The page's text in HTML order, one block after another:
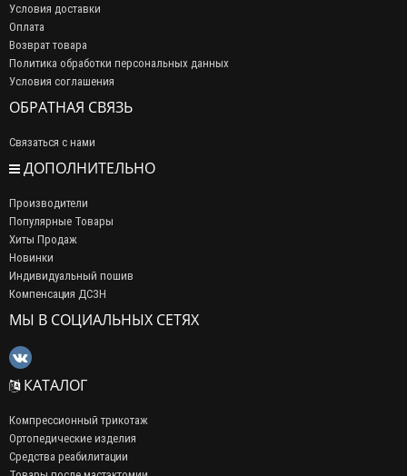
Условия доставки
Оплата
Возврат товара
Политика обработки персональных данных
Условия соглашения
ОБРАТНАЯ СВЯЗЬ
Связаться с нами
ДОПОЛНИТЕЛЬНО
Производители
Популярные Товары
Хиты Продаж
Новинки
Индивидуальный пошив
Компенсация ДСЗН
МЫ В СОЦИАЛЬНЫХ СЕТЯХ
КАТАЛОГ
Компрессионный трикотаж
Ортопедические изделия
Средства реабилитации